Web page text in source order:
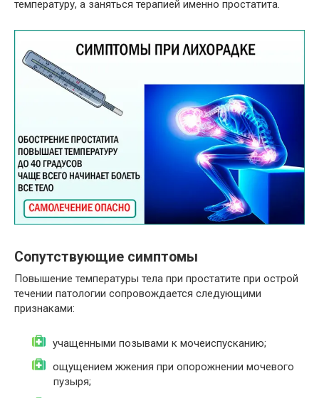
температуру, а заняться терапией именно простатита.
Сопутствующие симптомы
Повышение температуры тела при простатите при острой
течении патологии сопровождается следующими
признаками:
учащенными позывами к мочеиспусканию;
ощущением жжения при опорожнении мочевого
пузыря;